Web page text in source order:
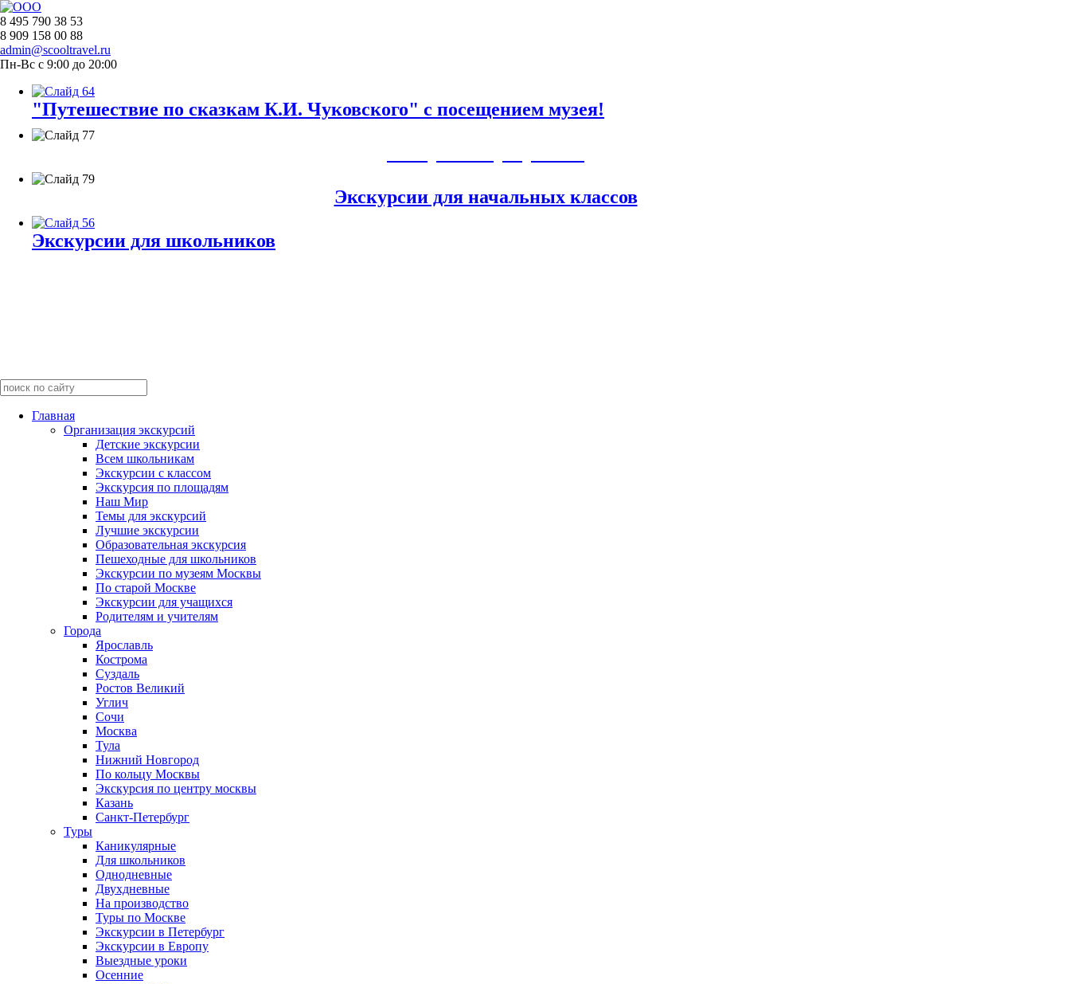
8 495 790 38 53
8 909 158 00 88
admin@scooltravel.ru
Пн-Вс с 9:00 до 20:00
"Путешествие по сказкам К.И. Чуковского" с посещением музея!
Экскурсии для начальных классов
Экскурсии для школьников
Главная
Организация экскурсий
Детские экскурсии
Всем школьникам
Экскурсии c классом
Экскурсия по площадям
Наш Мир
Темы для экскурсий
Лучшие экскурсии
Образовательная экскурсия
Пешеходные для школьников
Экскурсии по музеям Москвы
По старой Москве
Экскурсии для учащихся
Родителям и учителям
Города
Ярославль
Кострома
Суздаль
Ростов Великий
Углич
Сочи
Москва
Тула
Нижний Новгород
По кольцу Москвы
Экскурсия по центру москвы
Казань
Санкт-Петербург
Туры
Каникулярные
Для школьников
Однодневные
Двухдневные
На производство
Туры по Москве
Экскурсии в Петербург
Экскурсии в Европу
Выездные уроки
Осенние